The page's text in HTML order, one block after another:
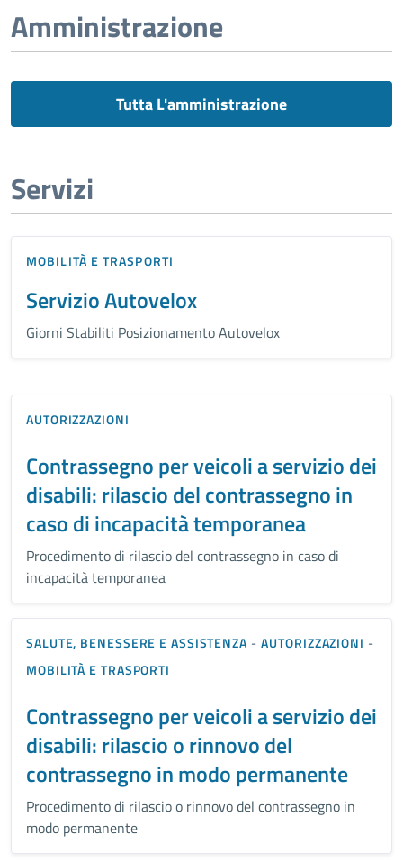
Amministrazione
Tutta L'amministrazione
Servizi
MOBILITÀ E TRASPORTI
Servizio Autovelox
Giorni Stabiliti Posizionamento Autovelox
AUTORIZZAZIONI
Contrassegno per veicoli a servizio dei
disabili: rilascio del contrassegno in
caso di incapacità temporanea
Procedimento di rilascio del contrassegno in caso di
incapacità temporanea
SALUTE, BENESSERE E ASSISTENZA -AUTORIZZAZIONI -
MOBILITÀ E TRASPORTI
Contrassegno per veicoli a servizio dei
disabili: rilascio o rinnovo del
contrassegno in modo permanente
Procedimento di rilascio o rinnovo del contrassegno in
modo permanente